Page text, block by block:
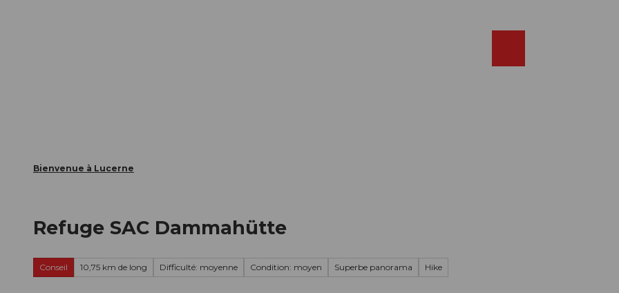
Bienvenue à Lucerne
Refuge SAC Dammahütte
Conseil 10,75 km de long Difficulté: moyenne Condition: moyen Superbe panorama Hike